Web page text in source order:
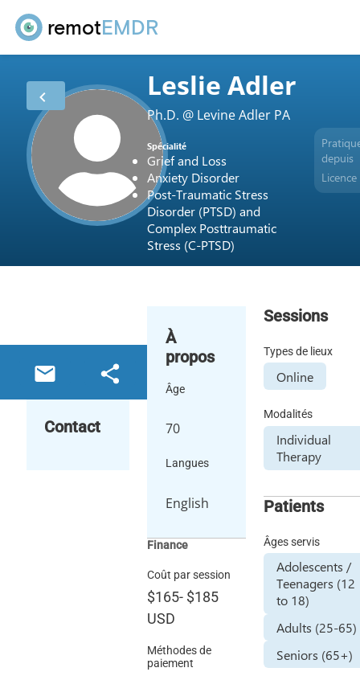
remotEMDR
Leslie Adler
Ph.D. @ Levine Adler PA
Spécialité
Grief and Loss
Anxiety Disorder
Post-Traumatic Stress
Disorder (PTSD) and
Complex Posttraumatic
Stress (C-PTSD)
depuis
Licence
Contact
À
propos
Âge
70
Langues
English
Finance
Coût par session
$165- $185
USD
Méthodes de
paiement
Sessions
Types de lieux
Online
Modalités
Individual
Therapy
Patients
Âges servis
Adolescents /
Teenagers (12
to 18)
Adults (25-65)
Seniors (65+)